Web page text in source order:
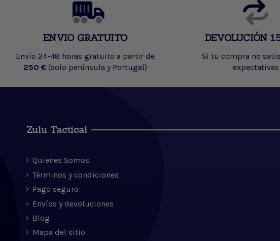
ENVIO GRATUITO
Envío 24-48 horas gratuito a partir de
250 € (solo península y Portugal)
DEVOLUCIÓN
Si tu compra no
expectativas
Zulu Tactical
Quienes Somos
Términos y condiciones
Pago seguro
Envíos y devoluciones
Blog
Mapa del sitio